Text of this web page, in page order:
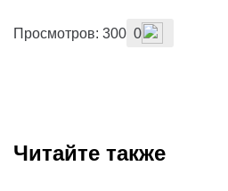
Просмотров: 300 0
Читайте также